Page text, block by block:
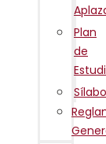
Plan
de